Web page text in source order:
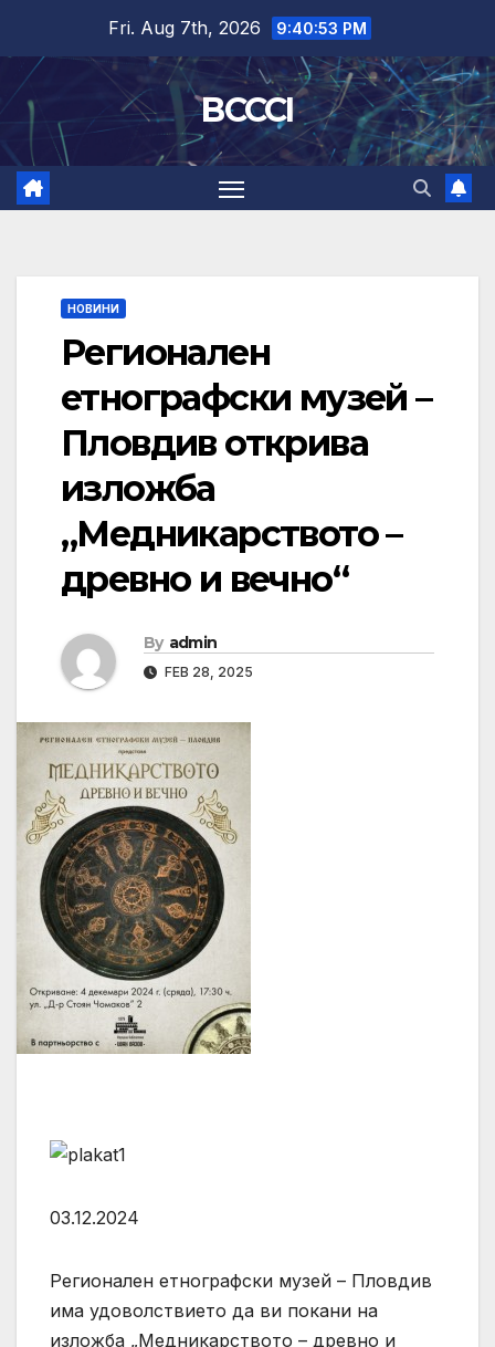
content
Fri. Aug 7th, 2026 9:40:54 PM
BCCCI
НОВИНИ
Регионален
етнографски музей –
Пловдив открива
изложба
„Медникарството –
древно и вечно“
By admin
FEB 28, 2025
03.12.2024
Регионален етнографски музей – Пловдив
има удоволствието да ви покани на
изложба „Медникарството – древно и